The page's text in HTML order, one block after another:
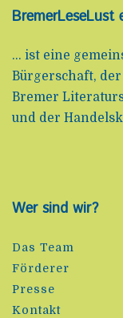
BremerLeseLust
... ist eine
Bürgerschaft,
Bremer
und der
Wer sind wir?
Das Team
Förderer
Presse
Kontakt